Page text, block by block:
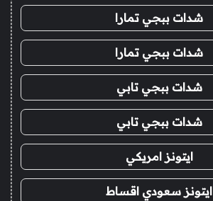
شدات ببجي تمارا
شدات ببجي تمارا
شدات ببجي تابي
شدات ببجي تابي
ايتونز امريكي
ايتونز سعودي اقساط